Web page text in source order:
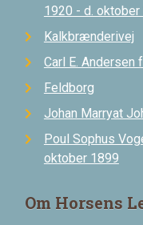
1920 - d. oktober
Kalkbrænderivej
Carl E. Andersen
Feldborg
Johan Marryat
Poul Sophus
oktober 1899
Om Horsens